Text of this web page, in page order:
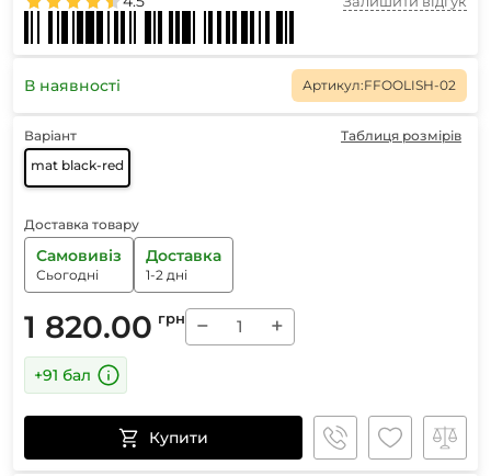
В наявності Артикул:FFOOLISH-02
Варіант
Таблиця розмірів
mat black-red
Доставка товару
Самовивіз
Сьогодні
Доставка
1-2 дні
1 820.00 грн − +
+91 бал
Купити